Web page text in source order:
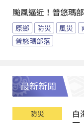
颱風逼近！普悠瑪
原鄉 防災 風災
普悠瑪部落
最新新聞
防災
白